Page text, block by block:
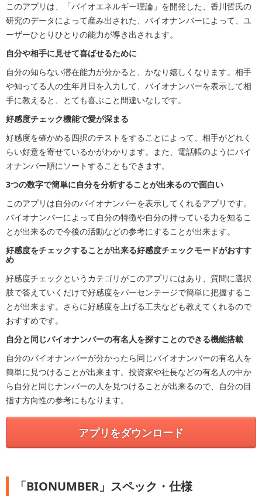
このアプリは、「バイオエネルギー理論」を開発した、香川哲氏の
研究のデータによって産み出された、バイオナンバーによって、ユ
ーザーひとりひとりの能力が導き出されます。
自分や相手に見せて喜ばせるために
自分の知らない潜在能力が分かると、かなり嬉しくなります。相手
や知ってる人の生年月日を入力して、バイオナンバーを表示して相
手に教えると、とても喜ぶこと間違いなしです。
好感度チェック機能で愛が深まる
好感度を確かめる四択のテストをすることによって、相手がどれく
らい好意を寄せているかがわかります。また、電話帳のようにバイ
オナンバー順にソートすることもできます。
3つの数字で簡単に自分を分析することが出来るので面白い
このアプリは自分のバイオナンバーを表示してくれるアプリです。
バイオナンバーによって自分の特徴や自分の持っている力を知るこ
とが出来るので今後の活動などの参考にすることが出来ます。
好感度をチェックすることが出来る好感度チェックモードがおすす
め
好感度チェックというカテゴリがこのアプリにはあり、質問に選択
肢で答えていくだけで好感度をパーセンテージで簡単に把握するこ
とが出来ます。さらに好感度を上げる工夫なども教えてくれるので
おすすめです。
自分と同じバイオナンバーの有名人を探すことのできる機能搭載
自分のバイオナンバーが分かったら同じバイオナンバーの有名人を
簡単に見つけることが出来ます。投資家や社長などの有名人の中か
ら自分と同じナンバーの人を見つけることが出来るので、自分の目
指す方向性の参考にもなります。
アプリをダウンロード
「BIONUMBER」スペック・仕様